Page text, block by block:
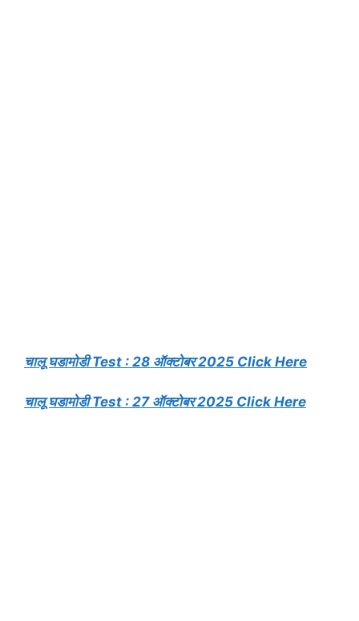
चालू घडामोडी Test : 28 ऑक्टोबर 2025 Click Here
चालू घडामोडी Test : 27 ऑक्टोबर 2025 Click Here